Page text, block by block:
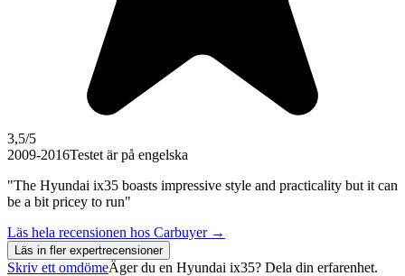
3,5/5
2009-2016Testet är på engelska
"The Hyundai ix35 boasts impressive style and practicality but it can
be a bit pricey to run"
Läs hela recensionen hos Carbuyer→
Läs in fler expertrecensioner
Skriv ett omdömeÄger du en Hyundai ix35? Dela din erfarenhet.